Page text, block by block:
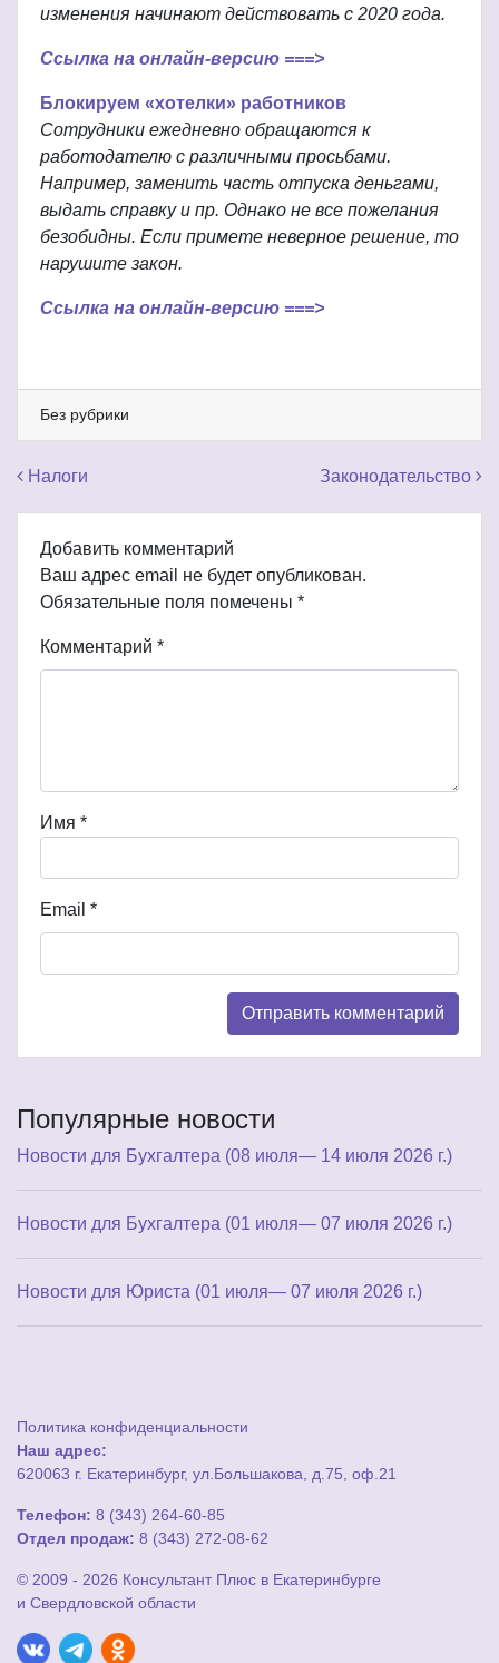
изменения начинают действовать с 2020 года.
Ссылка на онлайн-версию ===>
Блокируем «хотелки» работников
Сотрудники ежедневно обращаются к
работодателю с различными просьбами.
Например, заменить часть отпуска деньгами,
выдать справку и пр. Однако не все пожелания
безобидны. Если примете неверное решение, то
нарушите закон.
Ссылка на онлайн-версию ===>
Без рубрики
Навигация по записям
Налоги Законодательство
Добавить комментарий
Ваш адрес email не будет опубликован.
Обязательные поля помечены *
Комментарий *
Имя *
Email *
Популярные новости
Новости для Бухгалтера (08 июля— 14 июля 2026 г.)
Новости для Бухгалтера (01 июля— 07 июля 2026 г.)
Новости для Юриста (01 июля— 07 июля 2026 г.)
Политика конфиденциальности
Наш адрес:
620063 г. Екатеринбург, ул.Большакова, д.75, оф.21
Телефон: 8 (343) 264-60-85
Отдел продаж: 8 (343) 272-08-62
© 2009 - 2026 Консультант Плюс в Екатеринбурге
и Свердловской области